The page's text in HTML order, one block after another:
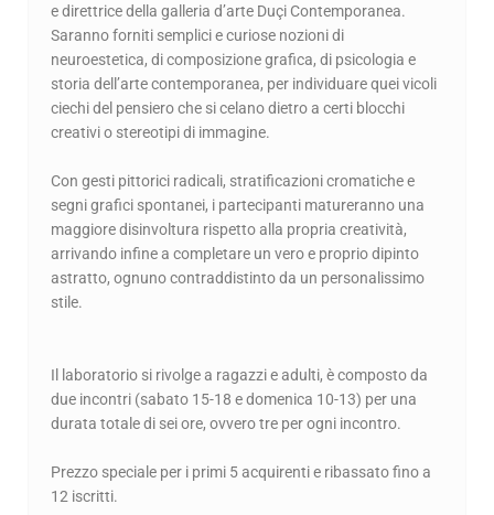
e direttrice della galleria d’arte Duçi Contemporanea.
Saranno forniti semplici e curiose nozioni di
neuroestetica, di composizione grafica, di psicologia e
storia dell’arte contemporanea, per individuare quei vicoli
ciechi del pensiero che si celano dietro a certi blocchi
creativi o stereotipi di immagine.
Con gesti pittorici radicali, stratificazioni cromatiche e
segni grafici spontanei, i partecipanti matureranno una
maggiore disinvoltura rispetto alla propria creatività,
arrivando infine a completare un vero e proprio dipinto
astratto, ognuno contraddistinto da un personalissimo
stile.
Il laboratorio si rivolge a ragazzi e adulti, è composto da
due incontri (sabato 15-18 e domenica 10-13) per una
durata totale di sei ore, ovvero tre per ogni incontro.
Prezzo speciale per i primi 5 acquirenti e ribassato fino a
12 iscritti.